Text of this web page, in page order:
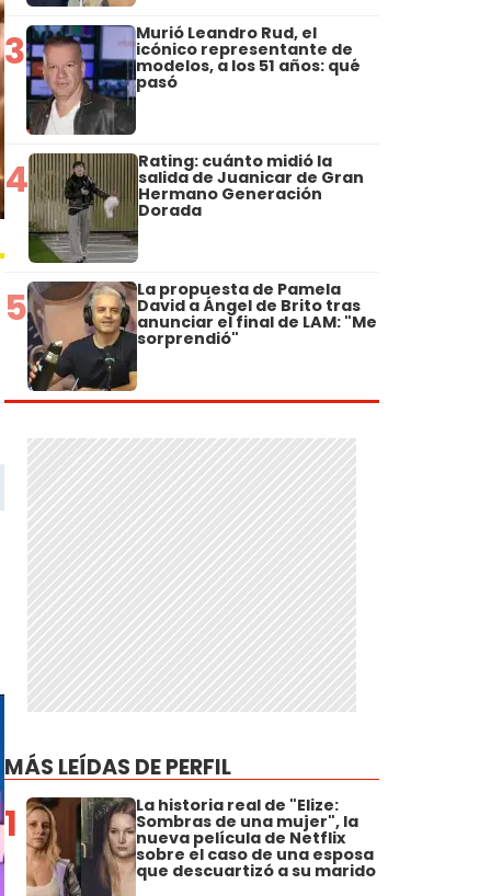
3 Murió Leandro Rud, el
icónico representante de
modelos, a los 51 años: qué
pasó
4 Rating: cuánto midió la
salida de Juanicar de Gran
Hermano Generación
Dorada
5 La propuesta de Pamela
David a Ángel de Brito tras
anunciar el final de LAM: "Me
sorprendió"
MÁS LEÍDAS DE PERFIL
1 La historia real de "Elize:
Sombras de una mujer", la
nueva película de Netflix
sobre el caso de una esposa
que descuartizó a su marido